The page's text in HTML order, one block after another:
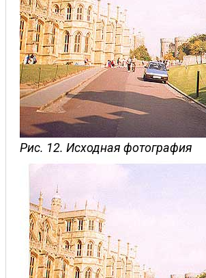
Рис. 12. Исходная фотография